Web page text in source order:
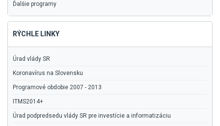
Ďalšie programy
RÝCHLE LINKY
Úrad vlády SR
Koronavírus na Slovensku
Programové obdobie 2007 - 2013
ITMS2014+
Úrad podpredsedu vlády SR pre investície a informatizáciu